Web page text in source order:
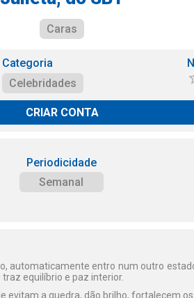
Caras
Categoria
Celebridades
CRIAR CONTA
Periodicidade
Semanal
automaticamente entro num outro
equilíbrio e paz interior.
evitam a quedra, dão brilho, fortalecem os